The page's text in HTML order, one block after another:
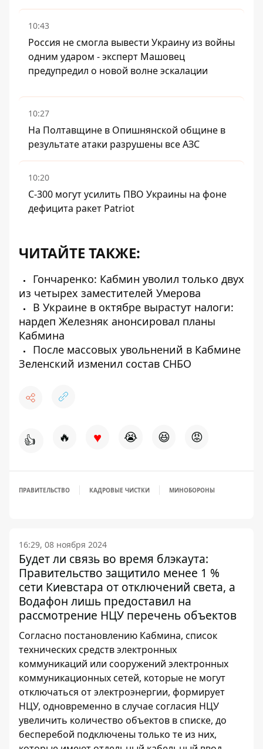
10:43
Россия не смогла вывести Украину из войны
одним ударом - эксперт Машовец
предупредил о новой волне эскалации
10:27
На Полтавщине в Опишнянской общине в
результате атаки разрушены все АЗС
10:20
С-300 могут усилить ПВО Украины на фоне
дефицита ракет Patriot
ЧИТАЙТЕ ТАКЖЕ:
Гончаренко: Кабмин уволил только двух
из четырех заместителей Умерова
В Украине в октябре вырастут налоги:
нардеп Железняк анонсировал планы
Кабмина
После массовых увольнений в Кабмине
Зеленский изменил состав СНБО
👍 🔥 ♥ 😭 😆 😡
ПРАВИТЕЛЬСТВО КАДРОВЫЕ ЧИСТКИ МИНОБОРОНЫ
16:29, 08 ноября 2024
Будет ли связь во время блэкаута:
Правительство защитило менее 1 %
сети Киевстара от отключений света, а
Водафон лишь предоставил на
рассмотрение НЦУ перечень объектов
Согласно постановлению Кабмина, список
технических средств электронных
коммуникаций или сооружений электронных
коммуникационных сетей, которые не могут
отключаться от электроэнергии, формирует
НЦУ, одновременно в случае согласия НЦУ
увеличить количество объектов в списке, до
бесперебой подключены только те из них,